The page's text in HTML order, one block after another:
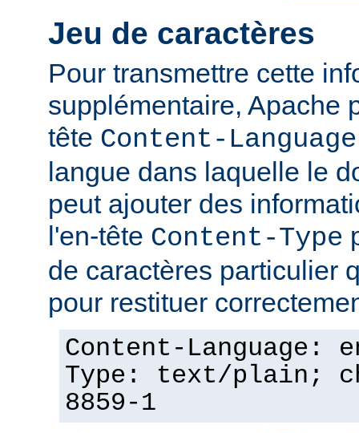
Jeu de caractères
Pour transmettre cette
supplémentaire, Apache
tête Content-Language
langue dans laquelle le
peut ajouter des
l'en-tête Content-Type
de caractères particulier
pour restituer
Content-Language:
Type: text/plain;
8859-1